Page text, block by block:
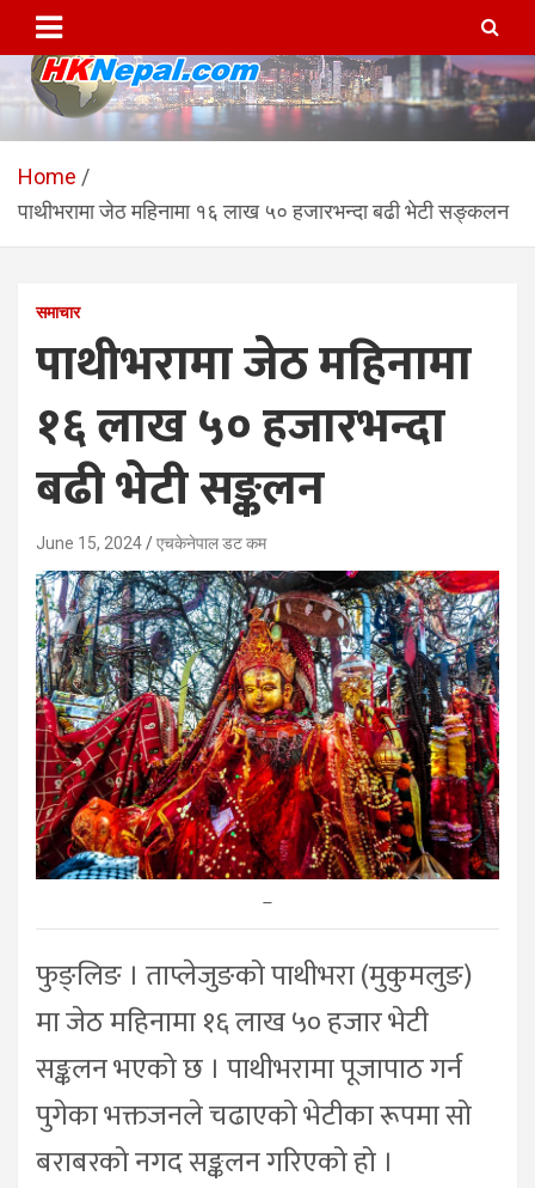
content
HKNepal.com – हङकङबाट
सञ्चालित पहिलो नेपाली अनलाईन
पत्रिका
hknepal, hknepal.com, hk nepal, hk nepal com
Home
पाथीभरामा जेठ महिनामा १६ लाख ५० हजारभन्दा बढी भेटी सङ्कलन
समाचार
पाथीभरामा जेठ महिनामा
१६ लाख ५० हजारभन्दा
बढी भेटी सङ्कलन
June 15, 2024 एचकेनेपाल डट कम
–
फुङ्लिङ । ताप्लेजुङको पाथीभरा (मुकुमलुङ)
मा जेठ महिनामा १६ लाख ५० हजार भेटी
सङ्कलन भएको छ । पाथीभरामा पूजापाठ गर्न
पुगेका भक्तजनले चढाएको भेटीका रूपमा सो
बराबरको नगद सङ्कलन गरिएको हो ।